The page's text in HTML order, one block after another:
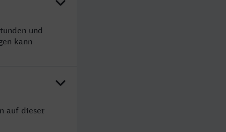
und
kann
auf dieser